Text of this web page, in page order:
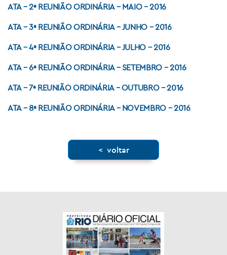
ATA – 2ª REUNIÃO ORDINÁRIA – MAIO – 2016
ATA – 3ª REUNIÃO ORDINÁRIA – JUNHO – 2016
ATA – 4ª REUNIÃO ORDINÁRIA – JULHO – 2016
ATA – 6ª REUNIÃO ORDINÁRIA – SETEMBRO – 2016
ATA – 7ª REUNIÃO ORDINÁRIA – OUTUBRO – 2016
ATA – 8ª REUNIÃO ORDINÁRIA – NOVEMBRO – 2016
< voltar